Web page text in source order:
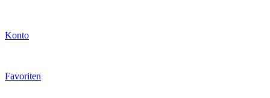
Konto
Favoriten